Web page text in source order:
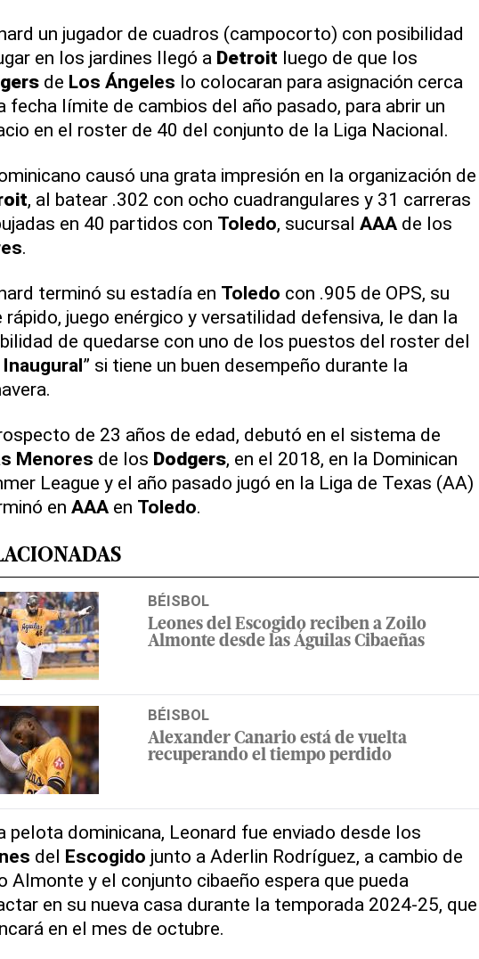
un jugador de cuadros (campocorto) con posibilidad
en los jardines llegó a Detroit luego de que los
de Los Ángeles lo colocaran para asignación cerca
fecha límite de cambios del año pasado, para abrir un
en el roster de 40 del conjunto de la Liga Nacional.
causó una grata impresión en la organización de
, al batear .302 con ocho cuadrangulares y 31 carreras
en 40 partidos con Toledo, sucursal AAAde los
.
terminó su estadía en Toledo con .905 de OPS, su
rápido, juego enérgico y versatilidad defensiva, le dan la
de quedarse con uno de los puestos del roster del
Inaugural” si tiene un buen desempeño durante la
de 23 años de edad, debutó en el sistema de
Menores de los Dodgers, en el 2018, en la Dominican
League y el año pasado jugó en la Liga de Texas (AA)
en AAAen Toledo.
BÉISBOL
Leones del Escogido reciben a Zoilo
Almonte desde las Águilas Cibaeñas
BÉISBOL
Alexander Canario está de vuelta
recuperando el tiempo perdido
pelota dominicana, Leonard fue enviado desde los
del Escogido junto a Aderlin Rodríguez, a cambio de
Almonte y el conjunto cibaeño espera que pueda
en su nueva casa durante la temporada 2024-25, que
en el mes de octubre.